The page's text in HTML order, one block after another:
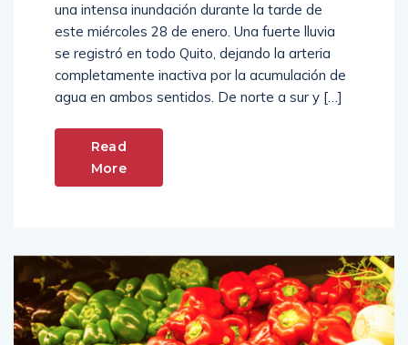
una intensa inundación durante la tarde de
este miércoles 28 de enero. Una fuerte lluvia
se registró en todo Quito, dejando la arteria
completamente inactiva por la acumulación de
agua en ambos sentidos. De norte a sur y […]
Read
More